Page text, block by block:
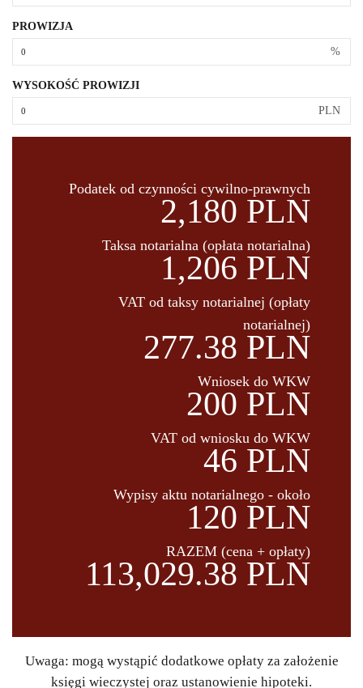
PROWIZJA
%
WYSOKOŚĆ PROWIZJI
PLN
Podatek od czynności cywilno-prawnych
2,180 PLN
Taksa notarialna (opłata notarialna)
1,206 PLN
VAT od taksy notarialnej (opłaty
notarialnej)
277.38 PLN
Wniosek do WKW
200 PLN
VAT od wniosku do WKW
46 PLN
Wypisy aktu notarialnego - około
120 PLN
RAZEM (cena + opłaty)
113,029.38 PLN
Uwaga: mogą wystąpić dodatkowe opłaty za założenie
księgi wieczystej oraz ustanowienie hipoteki.